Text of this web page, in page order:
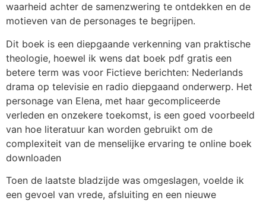
waarheid achter de samenzwering te ontdekken en de
motieven van de personages te begrijpen.
Dit boek is een diepgaande verkenning van praktische
theologie, hoewel ik wens dat boek pdf gratis een
betere term was voor Fictieve berichten: Nederlands
drama op televisie en radio diepgaand onderwerp. Het
personage van Elena, met haar gecompliceerde
verleden en onzekere toekomst, is een goed voorbeeld
van hoe literatuur kan worden gebruikt om de
complexiteit van de menselijke ervaring te online boek
downloaden
Toen de laatste bladzijde was omgeslagen, voelde ik
een gevoel van vrede, afsluiting en een nieuwe